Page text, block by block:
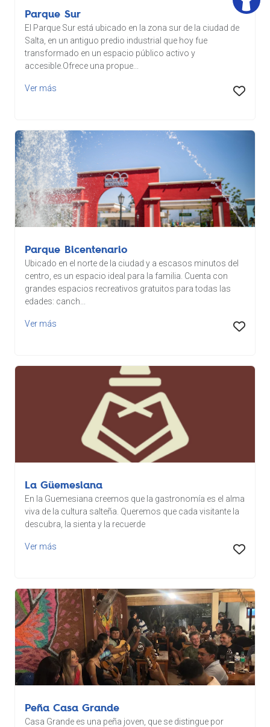
Parque Sur
El Parque Sur está ubicado en la zona sur de la ciudad de
Salta, en un antiguo predio industrial que hoy fue
transformado en un espacio público activo y
accesible.Ofrece una propue...
Ver más
Parque Bicentenario
Ubicado en el norte de la ciudad y a escasos minutos del
centro, es un espacio ideal para la familia. Cuenta con
grandes espacios recreativos gratuitos para todas las
edades: canch...
Ver más
La Güemesiana
En la Guemesiana creemos que la gastronomía es el alma
viva de la cultura salteña. Queremos que cada visitante la
descubra, la sienta y la recuerde
Ver más
Peña Casa Grande
Casa Grande es una peña joven, que se distingue por